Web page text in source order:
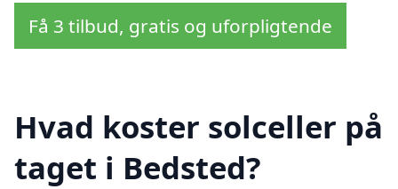
Få 3 tilbud, gratis og uforpligtende
Hvad koster solceller på
taget i Bedsted?